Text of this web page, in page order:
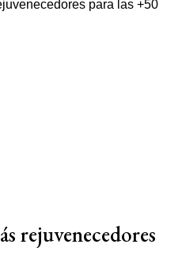
rejuvenecedores